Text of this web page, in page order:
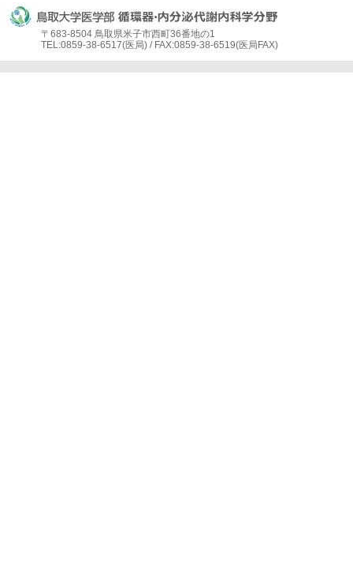
〒683-8504 鳥取県米子市西町36番地の1
TEL:0859-38-6517(医局) / FAX:0859-38-6519(医局FAX)